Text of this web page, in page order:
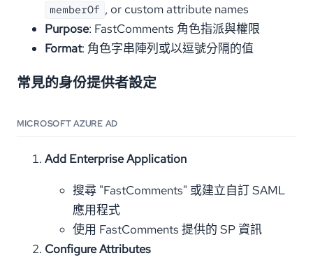
memberOf , or custom attribute names
Purpose: FastComments 角色指派與權限
Format: 角色字串陣列或以逗號分隔的值
常見的身份提供者設定
MICROSOFT AZURE AD
Add Enterprise Application
搜尋 "FastComments" 或建立自訂 SAML
應用程式
使用 FastComments 提供的 SP 資訊
Configure Attributes